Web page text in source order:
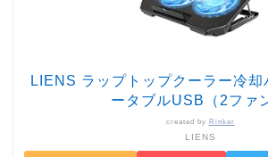
LIENS ラップトップクーラー冷却
ータブルUSB（2ファ
created by Rinker
LIENS